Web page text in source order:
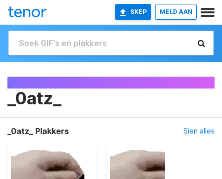
SKEP MELD AAN
_0atz_
_0atz_ Plakkers Sien alles